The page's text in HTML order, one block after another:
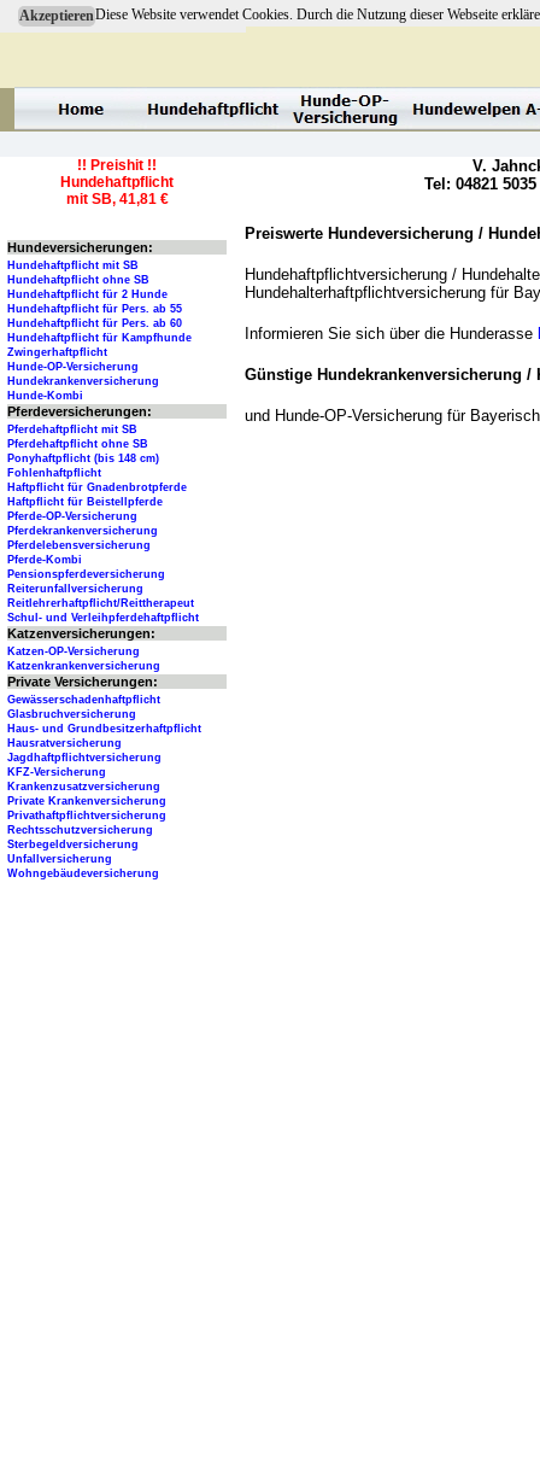
AkzeptierenDiese Website verwendet Cookies. Durch die Nutzung dieser Webseite
Preiswerte Hundeversicherung /
Hundehaftpflichtversicherung /
Hundehalterhaftpflichtversicherung für
Informieren Sie sich über die Hunderasse
Günstige Hundekrankenversicherung
und Hunde-OP-Versicherung für
V.
Tel: 04821
!! Preishit !!
Hundehaftpflicht
mit SB, 41,81 €
Hundeversicherungen:
Hundehaftpflicht mit SB
Hundehaftpflicht ohne SB
Hundehaftpflicht für 2 Hunde
Hundehaftpflicht für Pers. ab 55
Hundehaftpflicht für Pers. ab 60
Hundehaftpflicht für Kampfhunde
Zwingerhaftpflicht
Hunde-OP-Versicherung
Hundekrankenversicherung
Hunde-Kombi
Pferdeversicherungen:
Pferdehaftpflicht mit SB
Pferdehaftpflicht ohne SB
Ponyhaftpflicht (bis 148 cm)
Fohlenhaftpflicht
Haftpflicht für Gnadenbrotpferde
Haftpflicht für Beistellpferde
Pferde-OP-Versicherung
Pferdekrankenversicherung
Pferdelebensversicherung
Pferde-Kombi
Pensionspferdeversicherung
Reiterunfallversicherung
Reitlehrerhaftpflicht/Reittherapeut
Schul- und Verleihpferdehaftpflicht
Katzenversicherungen:
Katzen-OP-Versicherung
Katzenkrankenversicherung
Private Versicherungen:
Gewässerschadenhaftpflicht
Glasbruchversicherung
Haus- und Grundbesitzerhaftpflicht
Hausratversicherung
Jagdhaftpflichtversicherung
KFZ-Versicherung
Krankenzusatzversicherung
Private Krankenversicherung
Privathaftpflichtversicherung
Rechtsschutzversicherung
Sterbegeldversicherung
Unfallversicherung
Wohngebäudeversicherung